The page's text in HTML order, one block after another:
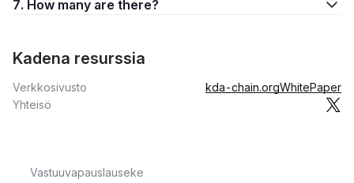
7. How many are there?
Kadena resurssia
Verkkosivusto kda-chain.orgWhitePaper
Yhteisö
Vastuuvapauslauseke